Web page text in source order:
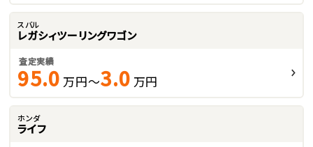
スバル
レガシィツーリングワゴン
査定実績
95.0 万円～3.0 万円
ホンダ
ライフ